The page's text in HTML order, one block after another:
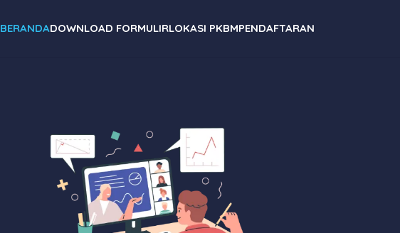
BERANDADOWNLOAD FORMULIRLOKASI PKBMPENDAFTARAN